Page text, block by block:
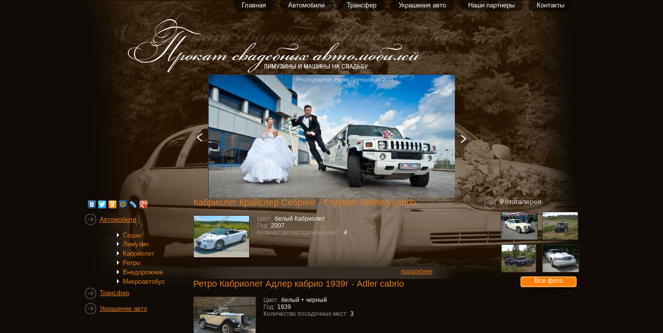
Главная Автомобили Трансфер Украшения авто Наши партнеры Контакты
Автомобили
Седан
Лимузин
Кабриолет
Ретро
Внедорожник
Микроавтобус
Трансфер
Украшение авто
Кабриолет Крайслер Себринг - Chrysler Sebring cabrio
Цвет: белый Кабриолет
Год: 2007
Количество посадочных мест: 4
подробнее
Ретро Кабриолет Адлер кабрио 1939г - Adler cabrio
Цвет: белый + черный
Год: 1939
Количество посадочных мест: 3
Фотогалерея
Все фото